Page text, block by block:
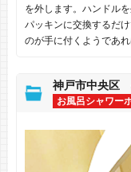
を外します。ハンドル
パッキンに交換するだ
のが手に付くようであれ
神戸市中央
お風呂シャワー